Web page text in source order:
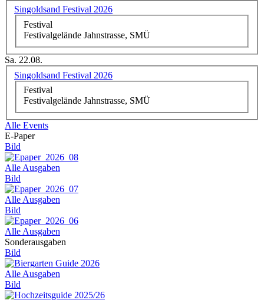
Singoldsand Festival 2026
Festival
Festivalgelände Jahnstrasse, SMÜ
Sa. 22.08.
Singoldsand Festival 2026
Festival
Festivalgelände Jahnstrasse, SMÜ
Alle Events
E-Paper
Bild
Alle Ausgaben
Bild
Alle Ausgaben
Bild
Alle Ausgaben
Sonderausgaben
Bild
Alle Ausgaben
Bild